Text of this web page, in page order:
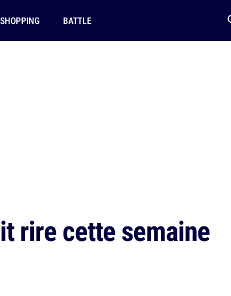
SHOPPING BATTLE
rire cette semaine